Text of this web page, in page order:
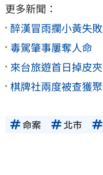
更多新聞：
醉漢冒雨攔小黃失
毒駕肇事屢奪人命
來台旅遊首日掉皮
棋牌社兩度被查獲
命案 北市